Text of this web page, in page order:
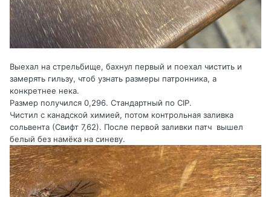
Выехал на стрельбище, бахнул первый и поехал чистить и
замерять гильзу, чтоб узнать размеры патронника, а
конкретнее нека.
Размер получился 0,296. Стандартный по CIP.
Чистил с канадской химией, потом контрольная заливка
сольвента (Свифт 7,62). После первой заливки патч вышел
белый без намёка на синеву.